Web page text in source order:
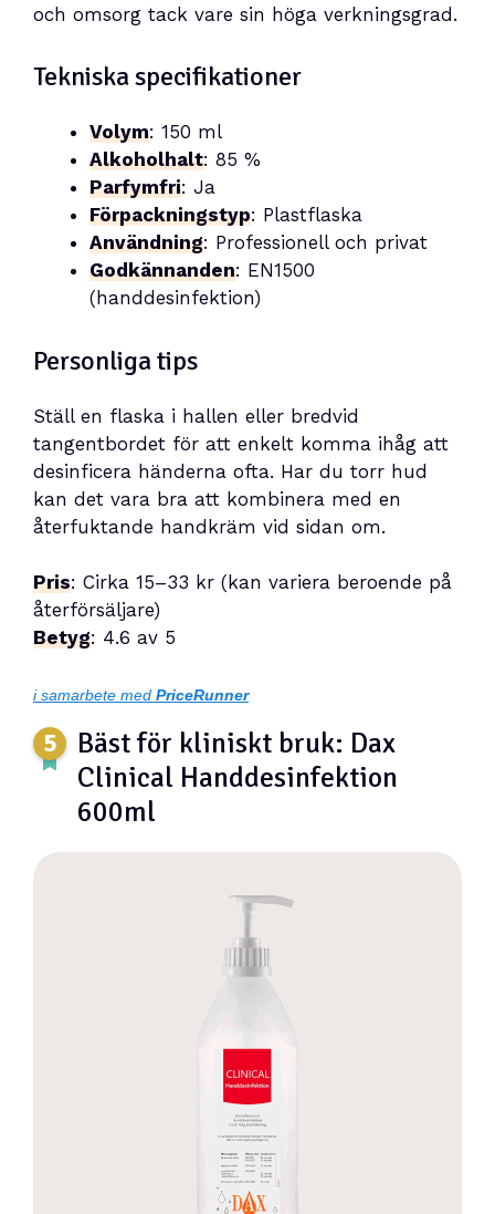
och omsorg tack vare sin höga verkningsgrad.
Tekniska specifikationer
Volym: 150 ml
Alkoholhalt: 85 %
Parfymfri: Ja
Förpackningstyp: Plastflaska
Användning: Professionell och privat
Godkännanden: EN1500
(handdesinfektion)
Personliga tips
Ställ en flaska i hallen eller bredvid
tangentbordet för att enkelt komma ihåg att
desinficera händerna ofta. Har du torr hud
kan det vara bra att kombinera med en
återfuktande handkräm vid sidan om.
Pris: Cirka 15–33 kr (kan variera beroende på
återförsäljare)
Betyg: 4.6 av 5
i samarbete med PriceRunner
Bäst för kliniskt bruk: Dax
Clinical Handdesinfektion
600ml